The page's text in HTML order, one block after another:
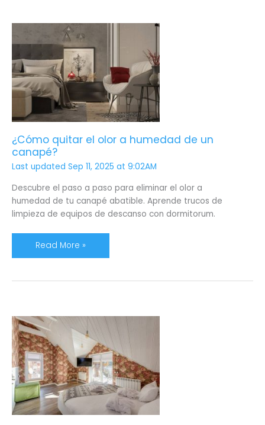
¿Cómo quitar el olor a humedad de un
canapé?
Last updated Sep 11, 2025 at 9:02AM
Descubre el paso a paso para eliminar el olor a
humedad de tu canapé abatible. Aprende trucos de
limpieza de equipos de descanso con dormitorum.
¿Cómo
quitar
olor
a
humedad
un
canapé?
Read More »
Camas
abatibles
para
espacios
pequeños